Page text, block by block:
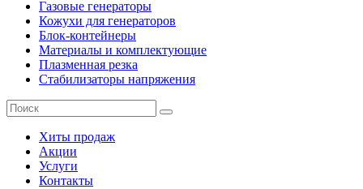
Газовые генераторы
Кожухи для генераторов
Блок-контейнеры
Материалы и комплектующие
Плазменная резка
Стабилизаторы напряжения
Хиты продаж
Акции
Услуги
Контакты